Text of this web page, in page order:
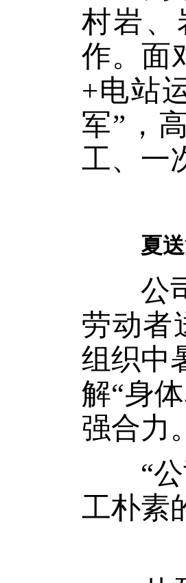
村岩、
作。面
+电站
军”，
工、一
夏
公司
劳动者
组织中
解“身
强合力
“公司
工朴素